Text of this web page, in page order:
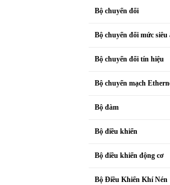
Bộ chuyển đổi
Bộ chuyển đổi mức siêu
Bộ chuyển đổi tín hiệu
Bộ chuyển mạch
Bộ đàm
Bộ điều khiển
Bộ điều khiển động cơ
Bộ Điều Khiển Khí Nén